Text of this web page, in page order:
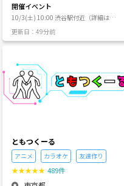
画は制限を設けませんが、配信内で対象
年齢のある企画のご案内をすることをご
2月以降集計） 男女比率 男性 ❹：
女性 ❻ （ただし、謎ゲートは男女比率反
年代比率 20代 わずか： 30代 ❺：4
0代 ❺ これらはイベントによって変動
します、また年代は感覚です ⚫︎ お断り事
項 ・宗教、マルチビジネス、各種営業に
は全く興味ありませんし、主催サークル
で促すことも絶対にありません。 これ
クル運営をする中、将来のトラブルはで
きる限り未然に防止したいと考えていま
す。 よって、サークル間での共有され
た情報をもとにお会いする前段階での参
加お断り（ブロックリスト登録）、 も
んな私たちのためのサークルです^^ お気
軽にぜひ一度ご参加ください🙌 ------- "自
己理解"のイベントはこちらのサークルも
ご覧ください👇 https://tunagate.com/c
ircle/93387
開催イベント
10/3(土) 10:00 渋谷駅付近（詳細はお
申込み後にご連絡します）
更新日：49分前
ともつくーる
アニメ カラオケ 友達作り
★★★★★ 489件